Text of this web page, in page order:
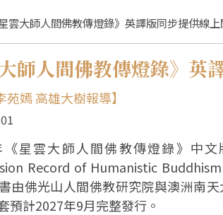
雲大師人間佛教傳燈錄》英譯版同步提供線
大師人間佛教傳燈錄》
苑嫣 高雄大樹報導】
《星雲大師人間佛教傳燈錄》中
Record of Humanistic
由佛光山人間佛教研究院與澳洲南
預計2027年9月完整發行。